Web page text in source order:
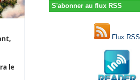
S'abonner au flux RSS
Flux RSS